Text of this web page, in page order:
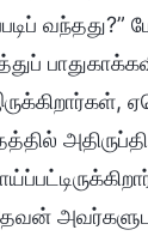
வந்தது?”